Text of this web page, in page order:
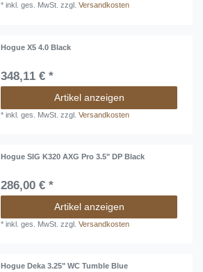
*inkl. ges. MwSt. zzgl.Versandkosten
Hogue X5 4.0 Black
348,11 € *
Artikel anzeigen
*inkl. ges. MwSt. zzgl.Versandkosten
Hogue SIG K320 AXG Pro 3.5" DP Black
286,00 € *
Artikel anzeigen
*inkl. ges. MwSt. zzgl.Versandkosten
Hogue Deka 3.25" WC Tumble Blue